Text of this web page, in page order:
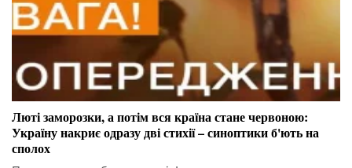
Люті заморозки, а потім вся країна стане червоною:
Україну накриє одразу дві стихії – синоптики б'ють на
сполох